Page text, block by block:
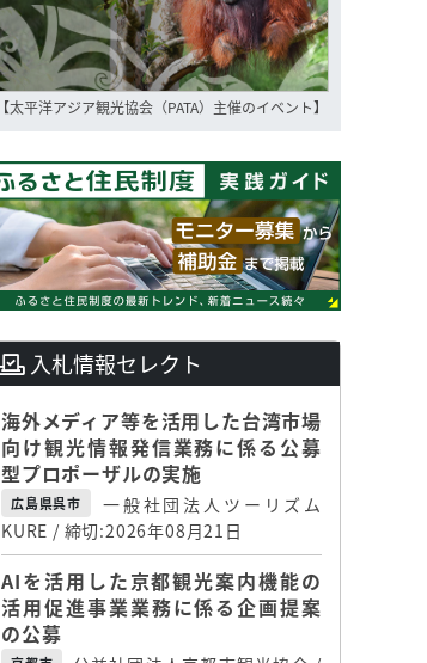
【太平洋アジア観光協会（PATA）主催のイベント】
入札情報セレクト
海外メディア等を活用した台湾市場
向け観光情報発信業務に係る公募
型プロポーザルの実施
広島県呉市
一般社団法人ツーリズム
KURE / 締切:2026年08月21日
AIを活用した京都観光案内機能の
活用促進事業業務に係る企画提案
の公募